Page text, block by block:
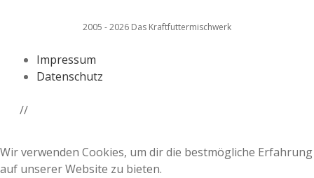
2005 - 2026 Das Kraftfuttermischwerk
Impressum
Datenschutz
//
Wir verwenden Cookies, um dir die bestmögliche Erfahrung
auf unserer Website zu bieten.